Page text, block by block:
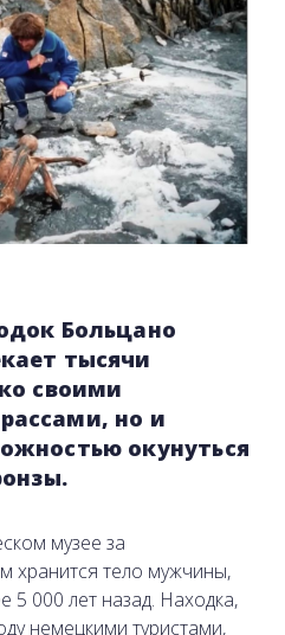
Больцано
тысячи
своими
но и
окунуться
музее за
хранится тело мужчины,
000 лет назад. Находка,
немецкими туристами,